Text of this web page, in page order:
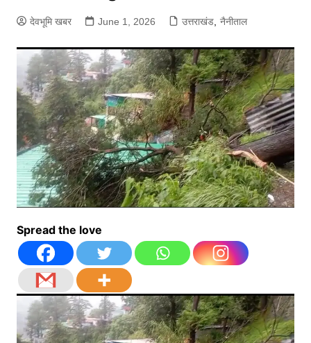
देवभूमि खबर June 1, 2026 उत्तराखंड, नैनीताल
Spread the love